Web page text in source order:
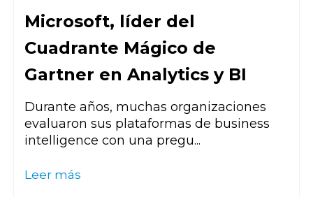
Microsoft, líder del
Cuadrante Mágico de
Gartner en Analytics y BI
Durante años, muchas organizaciones
evaluaron sus plataformas de business
intelligence con una pregu...
Leer más